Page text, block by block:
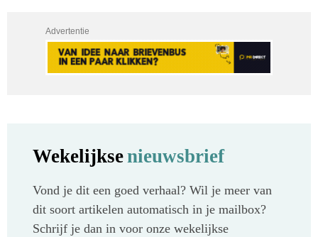
Advertentie
Wekelijksenieuwsbrief
Vond je dit een goed verhaal? Wil je meer van
dit soort artikelen automatisch in je mailbox?
Schrijf je dan in voor onze wekelijkse